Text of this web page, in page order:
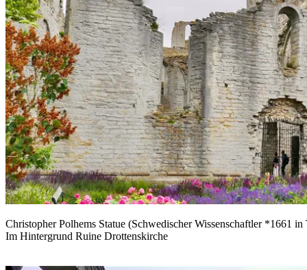
Christopher Polhems Statue (Schwedischer Wissenschaftler *1661
Im Hintergrund Ruine Drottenskirche